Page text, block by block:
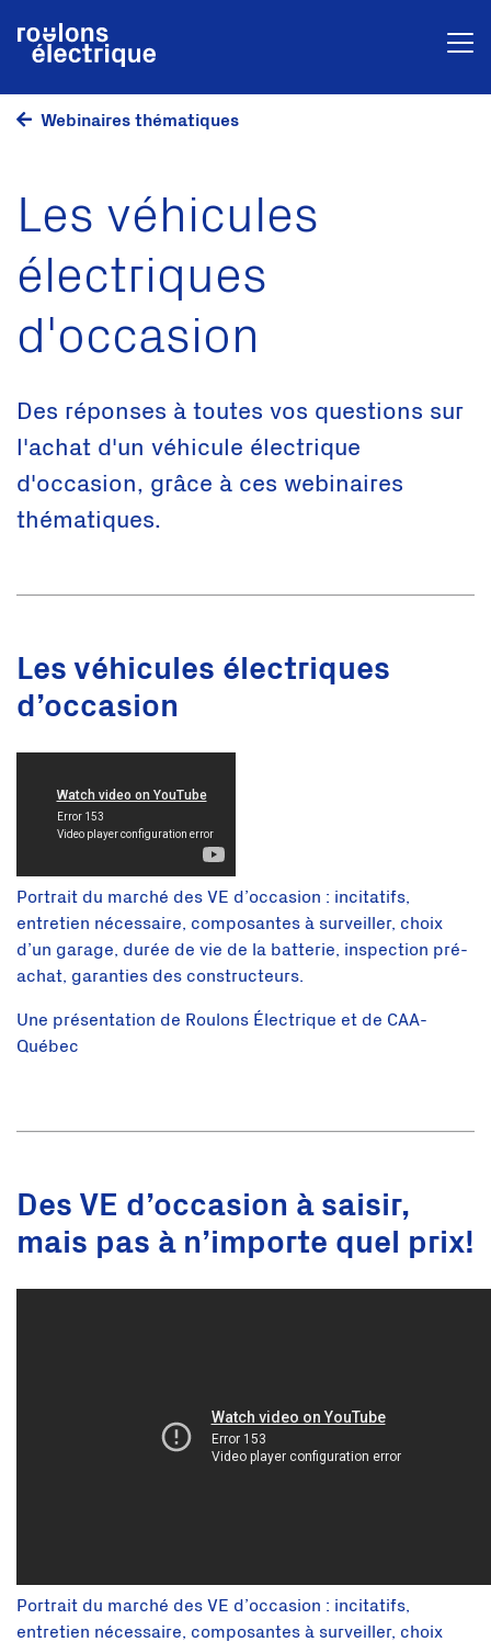
Webinaires thématiques
Les véhicules
électriques
d'occasion
Des réponses à toutes vos questions sur
l'achat d'un véhicule électrique
d'occasion, grâce à ces webinaires
thématiques.
Les véhicules électriques
d’occasion
Portrait du marché des VE d’occasion : incitatifs,
entretien nécessaire, composantes à surveiller, choix
d’un garage, durée de vie de la batterie, inspection pré-
achat, garanties des constructeurs.
Une présentation de Roulons Électrique et de CAA-
Québec
Des VE d’occasion à saisir,
mais pas à n’importe quel prix!
Portrait du marché des VE d’occasion : incitatifs,
entretien nécessaire, composantes à surveiller, choix